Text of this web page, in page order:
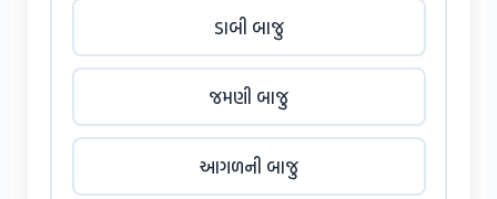
ડાબી બાજુ
જમણી બાજુ
આગળની બાજુ